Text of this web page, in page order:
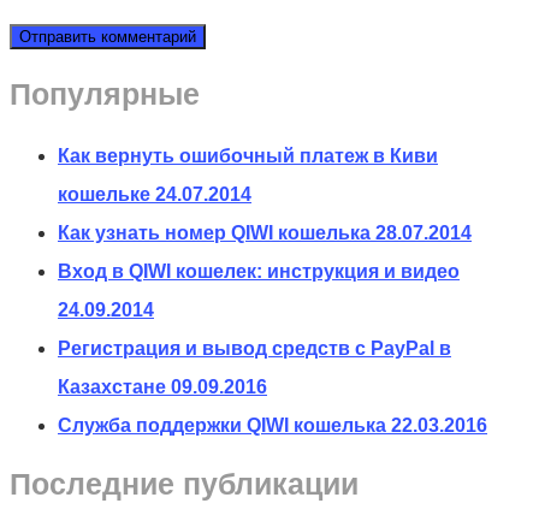
Популярные
Как вернуть ошибочный платеж в Киви
кошельке 24.07.2014
Как узнать номер QIWI кошелька 28.07.2014
Вход в QIWI кошелек: инструкция и видео
24.09.2014
Регистрация и вывод средств с PayPal в
Казахстане 09.09.2016
Служба поддержки QIWI кошелька 22.03.2016
Последние публикации